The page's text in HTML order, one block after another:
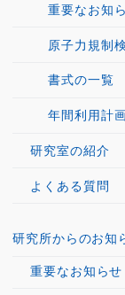
重要なお知
原子力規制
書式の一覧
年間利用計
研究室の紹介
よくある質問
研究所からのお知
重要なお知らせ